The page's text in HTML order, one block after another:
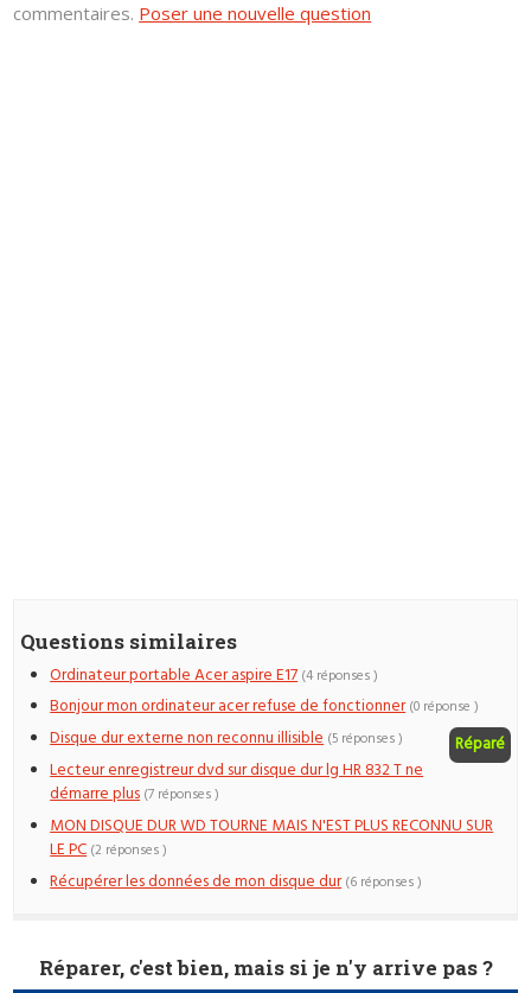
commentaires. Poser une nouvelle question
Questions similaires
Ordinateur portable Acer aspire E17 (4 réponses )
Bonjour mon ordinateur acer refuse de fonctionner (0 réponse )
Disque dur externe non reconnu illisible Réparé
(5 réponses )
Lecteur enregistreur dvd sur disque dur lg HR 832 T ne
démarre plus (7 réponses )
MON DISQUE DUR WD TOURNE MAIS N'EST PLUS RECONNU SUR
LE PC (2 réponses )
Récupérer les données de mon disque dur (6 réponses )
Réparer, c'est bien, mais si je n'y arrive pas ?